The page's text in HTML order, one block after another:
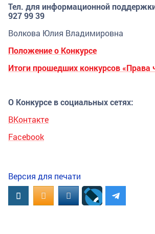
Тел. для информационной
927 99 39
Волкова Юлия Владимировна
Положение о Конкурсе
Итоги прошедших конкурсов «Права
О Конкурсе в социальных сетях:
ВКонтакте
Facebook
Версия для печати
ВконтактеOK.RUMAIL.RU